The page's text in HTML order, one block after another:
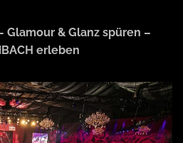
Glamour & Glanz spüren –
erleben